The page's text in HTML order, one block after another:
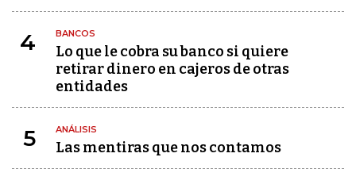
4 BANCOS
Lo que le cobra su banco si quiere
retirar dinero en cajeros de otras
entidades
5 ANÁLISIS
Las mentiras que nos contamos